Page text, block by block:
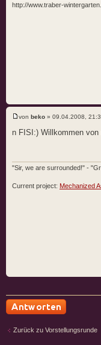
http://www.traber-
von beko » 09.04.2008,
n FISI:) Willkommen von
"Sir, we are surrounded!" -
Current project: Mechanized
Zurück zu Vorstellungsrunde